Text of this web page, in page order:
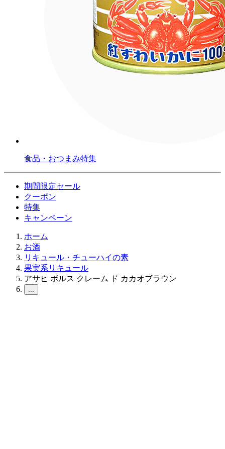
食品・おつまみ特集
期間限定セール
クーポン
特集
キャンペーン
ホーム
お酒
リキュール・チューハイの素
果実系リキュール
アサヒ ボルス クレーム ド カカオブラウン
...